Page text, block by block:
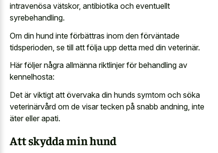
intravenösa vätskor, antibiotika och eventuellt
syrebehandling.
Om din hund inte förbättras inom den förväntade
tidsperioden, se till att följa upp detta med din veterinär.
Här följer några allmänna riktlinjer för behandling av
kennelhosta:
Det är viktigt att övervaka din hunds symtom och söka
veterinärvård om de visar tecken på snabb andning , inte
äter eller apati.
Att skydda min hund